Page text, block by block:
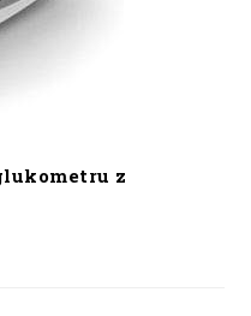
z